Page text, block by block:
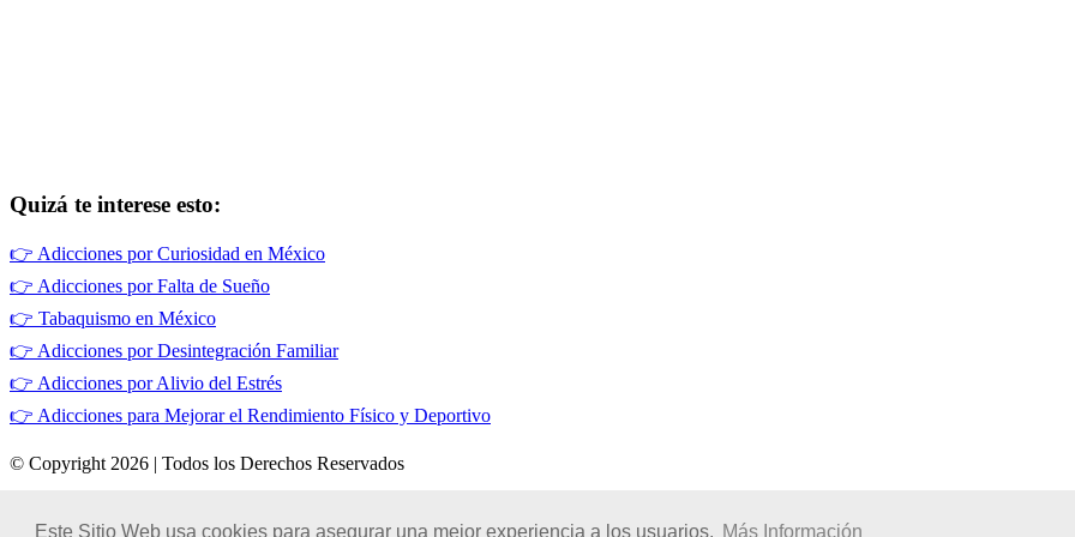
Este Sitio Web usa cookies para asegurar una mejor experiencia a los usuarios. Más Información
Quizá te interese esto:
👉 Adicciones por Curiosidad en México
👉 Adicciones por Falta de Sueño
👉 Tabaquismo en México
👉 Adicciones por Desintegración Familiar
👉 Adicciones por Alivio del Estrés
👉 Adicciones para Mejorar el Rendimiento Físico y Deportivo
© Copyright 2026 | Todos los Derechos Reservados